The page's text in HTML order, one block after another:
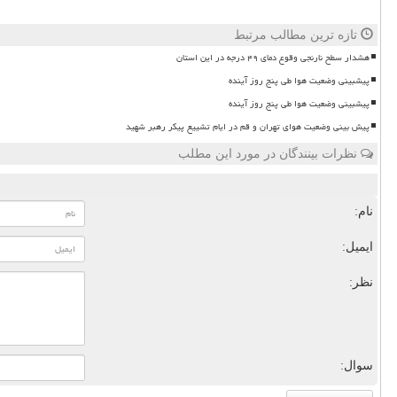
تازه ترین مطالب مرتبط
هشدار سطح نارنجی وقوع دمای ۴۹ درجه در این استان
پیشبینی وضعیت هوا طی پنج روز آینده
پیشبینی وضعیت هوا طی پنج روز آینده
پیش بینی وضعیت هوای تهران و قم در ایام تشییع پیکر رهبر شهید
نظرات بینندگان در مورد این مطلب
نام:
ایمیل:
نظر:
سوال: